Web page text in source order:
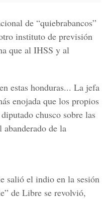
de “quiebrabancos”
instituto de previsión
que al IHSS y al
estas honduras... La jefa
enojada que los propios
chusco sobre las
de la
salió el indio en la sesión
de Libre se revolvió,